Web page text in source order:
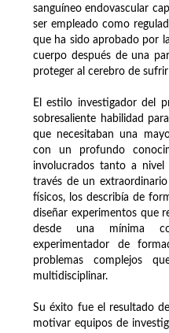
sanguíneo endovascular
ser empleado como
que ha sido aprobado por
cuerpo después de una
proteger al cerebro de
El estilo investigador del
sobresaliente habilidad
que necesitaban una
con un profundo
involucrados tanto a
través de un
físicos, los describía de
diseñar experimentos que
desde una mínima
experimentador de
problemas complejos
multidisciplinar.
Su éxito fue el resultado
motivar equipos de